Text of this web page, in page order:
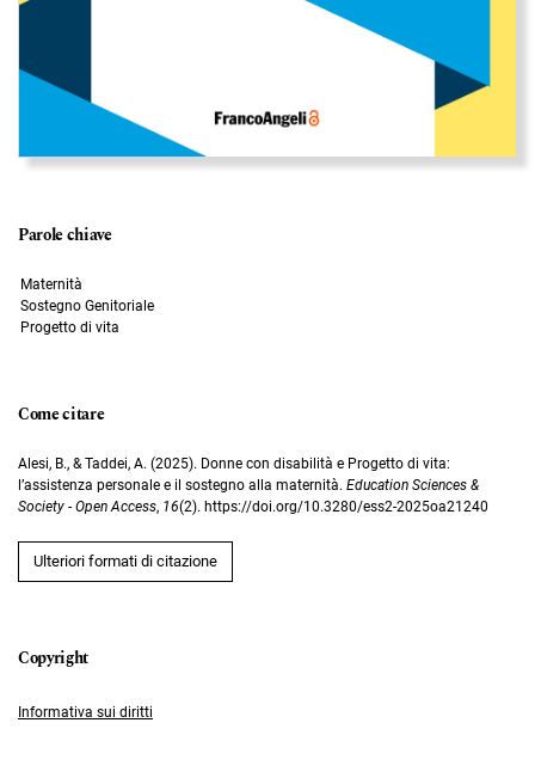
Parole chiave
Maternità
Sostegno Genitoriale
Progetto di vita
Come citare
Alesi, B., & Taddei, A. (2025). Donne con disabilità e Progetto di vita:
l’assistenza personale e il sostegno alla maternità. Education Sciences &
Society - Open Access, 16(2). https://doi.org/10.3280/ess2-2025oa21240
Ulteriori formati di citazione
Informativa sui diritti